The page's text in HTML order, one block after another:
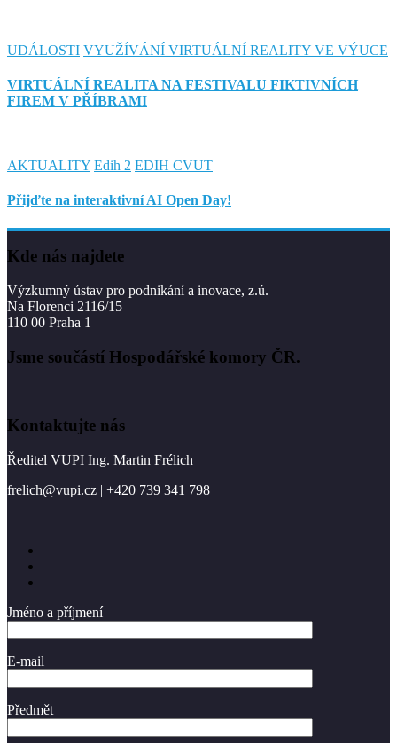
UDÁLOSTI VYUŽÍVÁNÍ VIRTUÁLNÍ REALITY VE VÝUCE
VIRTUÁLNÍ REALITA NA FESTIVALU FIKTIVNÍCH
FIREM V PŘÍBRAMI
AKTUALITY Edih 2 EDIH CVUT
Přijďte na interaktivní AI Open Day!
Kde nás najdete
Výzkumný ústav pro podnikání a inovace, z.ú.
Na Florenci 2116/15
110 00 Praha 1
Jsme součástí Hospodářské komory ČR.
Kontaktujte nás
Ředitel VUPI Ing. Martin Frélich
frelich@vupi.cz | +420 739 341 798
Jméno a příjmení
E-mail
Předmět